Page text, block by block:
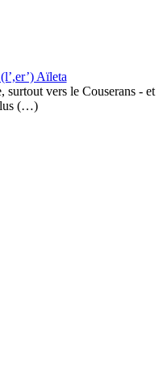
Aïleta
surtout vers le Couserans - et
(…)